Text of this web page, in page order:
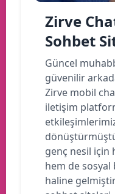
Zirve
Sohbet
Güncel
güvenilir
Zirve mobil
iletişim
genç nesil için
hem de sosyal
haline